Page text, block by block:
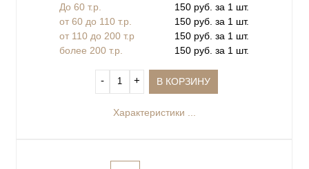
До 60 т.р.
150 руб. за 1 шт.
от 60 до 110 т.р.
150 руб. за 1 шт.
от 110 до 200 т.р
150 руб. за 1 шт.
более 200 т.р.
150 руб. за 1 шт.
‐ + В КОРЗИНУ
Характеристики ...